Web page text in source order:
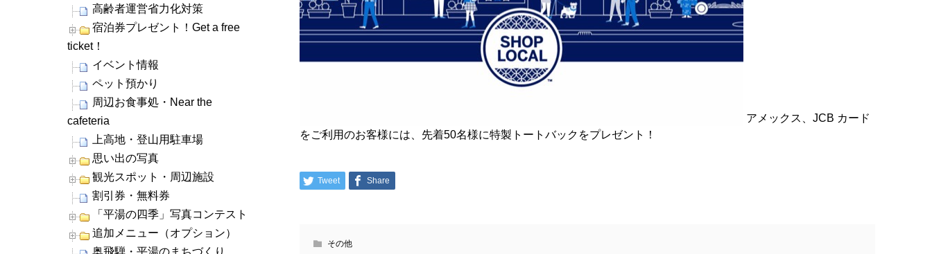
アメックス、JCB カード
をご利用のお客様には、先着50名様に特製トートバックをプレゼント！
Tweet Share
その他
高齢者運営省力化対策
宿泊券プレゼント！Get a free
ticket！
イベント情報
ペット預かり
周辺お食事処・Near the
cafeteria
上高地・登山用駐車場
思い出の写真
観光スポット・周辺施設
割引券・無料券
「平湯の四季」写真コンテスト
追加メニュー（オプション）